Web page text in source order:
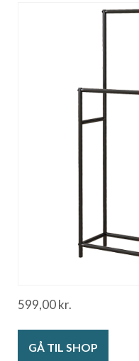
599,00kr.
GÅ TIL SHOP